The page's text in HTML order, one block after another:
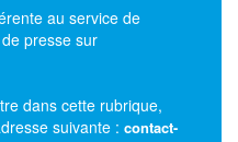
au service de
presse sur
dans cette rubrique,
suivante : contact-